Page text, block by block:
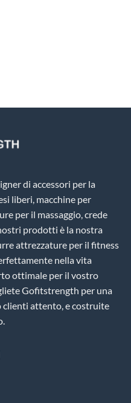
di accessori per la
liberi, macchine per
per il massaggio, crede
prodotti è la nostra
attrezzature per il fitness
nella vita
ottimale per il vostro
Gofitstrength per una
clienti attento, e costruite